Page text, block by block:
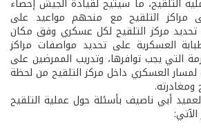
مراكز التلقيح مع منحهم مواعيد على
مركز التلقيح لكل عسكري وفق مكان
العسكرية على تحديد مواصفات مراكز
التي يجب توافرها، وتدريب الممرضين على
العسكري داخل مركز التلقيح من لحظة
ومغادرته.
أبي ناصيف بأسئلة حول عملية التلقيح